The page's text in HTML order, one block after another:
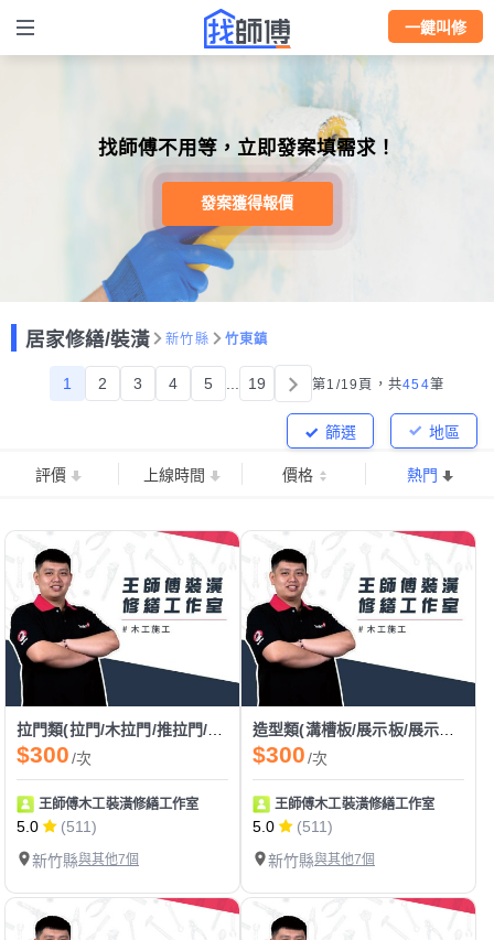
一鍵叫修
找師傅不用等，立即發案填需求！
發案獲得報價
居家修繕/裝潢 新竹縣 竹東鎮
1 2 3 4 5 19 第1/19頁， 共454筆
地區
篩選
評價 上線時間 價格 熱門
$300/次
王師傅木工裝潢修繕工作室
5.0
(511)
新竹縣與其他7個
$300/次
王師傅木工裝潢修繕工作室
5.0
(511)
新竹縣與其他7個